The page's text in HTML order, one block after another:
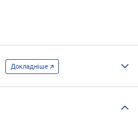
Докладніше